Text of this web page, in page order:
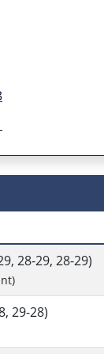
28-29, 28-29)
29-28)